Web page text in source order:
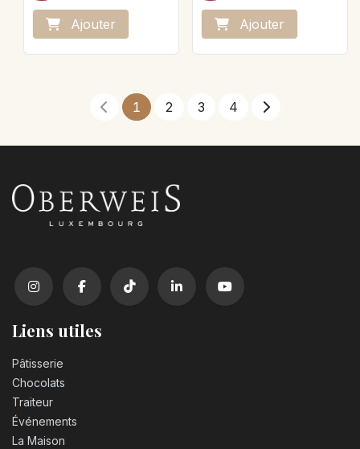
Ajouter Ajouter
1 2 3 4
Liens utiles
Pâtisserie
Chocolats
Traiteur
Événements
La Maison